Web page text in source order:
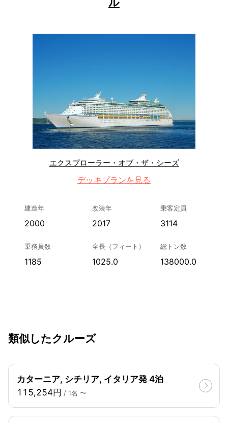
エクスプローラー・オブ・ザ・シーズ
デッキプランを見る
建造年
2000
改装年
2017
乗客定員
3114
乗務員数
1185
全長（フィート）
1025.0
総トン数
138000.0
類似したクルーズ
カターニア, シチリア, イタリア発 4泊
115,254円 / 1名 〜